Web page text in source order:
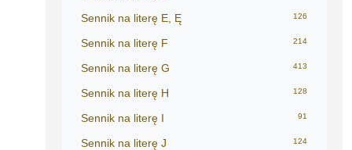
Sennik na literę E, Ę 126
Sennik na literę F 214
Sennik na literę G 413
Sennik na literę H 128
Sennik na literę I 91
Sennik na literę J 124